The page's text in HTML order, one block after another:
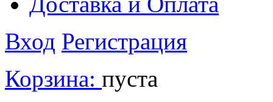
Вход Регистрация
Корзина: пуста